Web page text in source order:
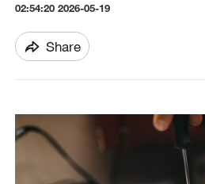
02:54:20 2026-05-19
Share